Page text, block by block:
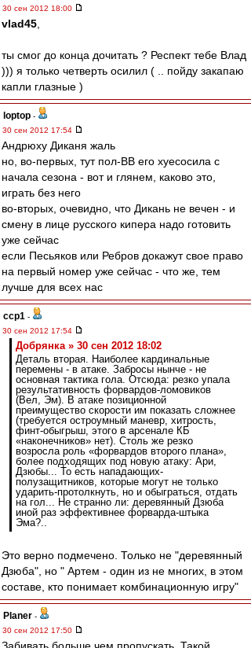
30 сен 2012 18:00
vlad45
ты смог до конца дочитать ? Респект тебе Влад
))) я только четверть осилил ( .. пойду закапаю
капли глазные )
loptop -
30 сен 2012 17:54
Андрюху Диканя жаль
но, во-первых, тут пол-ВВ его хуесосила с
начала сезона - вот и глянем, каково это,
играть без него
во-вторых, очевидно, что Дикань не вечен - и
смену в лице русского кипера надо готовить
уже сейчас
если Песьяков или Ребров докажут свое право
на первый номер уже сейчас - что же, тем
лучше для всех нас
ccp1 -
30 сен 2012 17:54
Добрянка » 30 сен 2012 18:02
Деталь вторая. Наиболее кардинальные
перемены - в атаке. Забросы нынче - не
основная тактика гола. Отсюда: резко упала
результативность форвардов-ломовиков
(Вел, Эм). В атаке позиционной
преимущество скорости им показать сложнее
(требуется остроумный маневр, хитрость,
финт-обыгрыш, этого в арсенале КБ
«наконечников» нет). Столь же резко
возросла роль «форвардов второго плана»,
более подходящих под новую атаку: Ари,
Дзюбы... То есть нападающих-
полузащитников, которые могут не только
ударить-протолкнуть, но и обыграться, отдать
на гол... Не странно ли: деревянный Дзюба
иной раз эффективнее форварда-штыка
Эма?..
Это верно подмечено. Только не "деревянный
Дзюба", но " Артем - один из не многих, в этом
составе, кто понимает комбинационную игру"
Planer -
30 сен 2012 17:50